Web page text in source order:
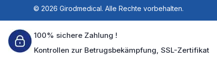
© 2026 Girodmedical. Alle Rechte vorbehalten.
100% sichere Zahlung !
Kontrollen zur Betrugsbekämpfung, SSL-Zertifikat